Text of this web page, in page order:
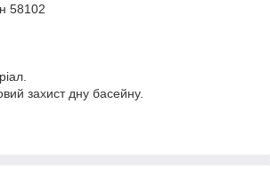
58102
захист дну басейну.